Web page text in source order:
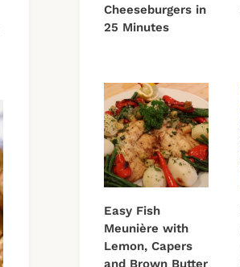
Cheeseburgers in
25 Minutes
Easy Fish
Meunière with
Lemon, Capers
and Brown Butter